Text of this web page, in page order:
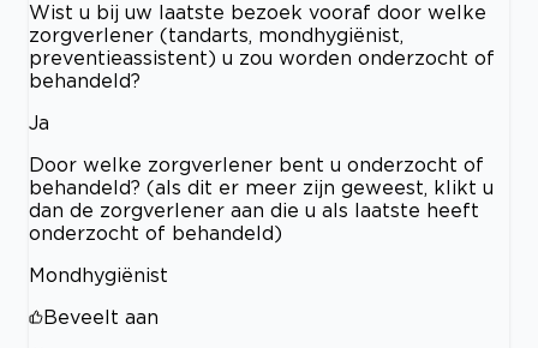
Wist u bij uw laatste bezoek vooraf door welke
zorgverlener (tandarts, mondhygiënist,
preventieassistent) u zou worden onderzocht of
behandeld?
Ja
Door welke zorgverlener bent u onderzocht of
behandeld? (als dit er meer zijn geweest, klikt u
dan de zorgverlener aan die u als laatste heeft
onderzocht of behandeld)
Mondhygiënist
Beveelt aan